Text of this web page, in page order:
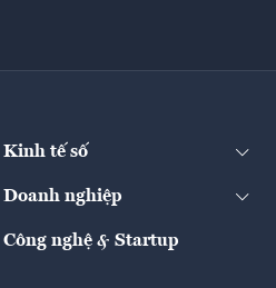
Kinh tế số
Doanh nghiệp
Công nghệ & Startup